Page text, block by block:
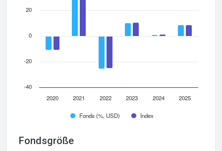
Fonds (%, USD) Index
2020 2021 2022 2023 2024 2025
-40
-20
0
20
Fondsgröße